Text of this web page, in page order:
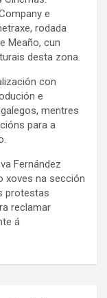
e
rodada
Meaño, cun
desta zona.
con
e
mentres
para a
Fernández
xoves na sección
protestas
reclamar
á